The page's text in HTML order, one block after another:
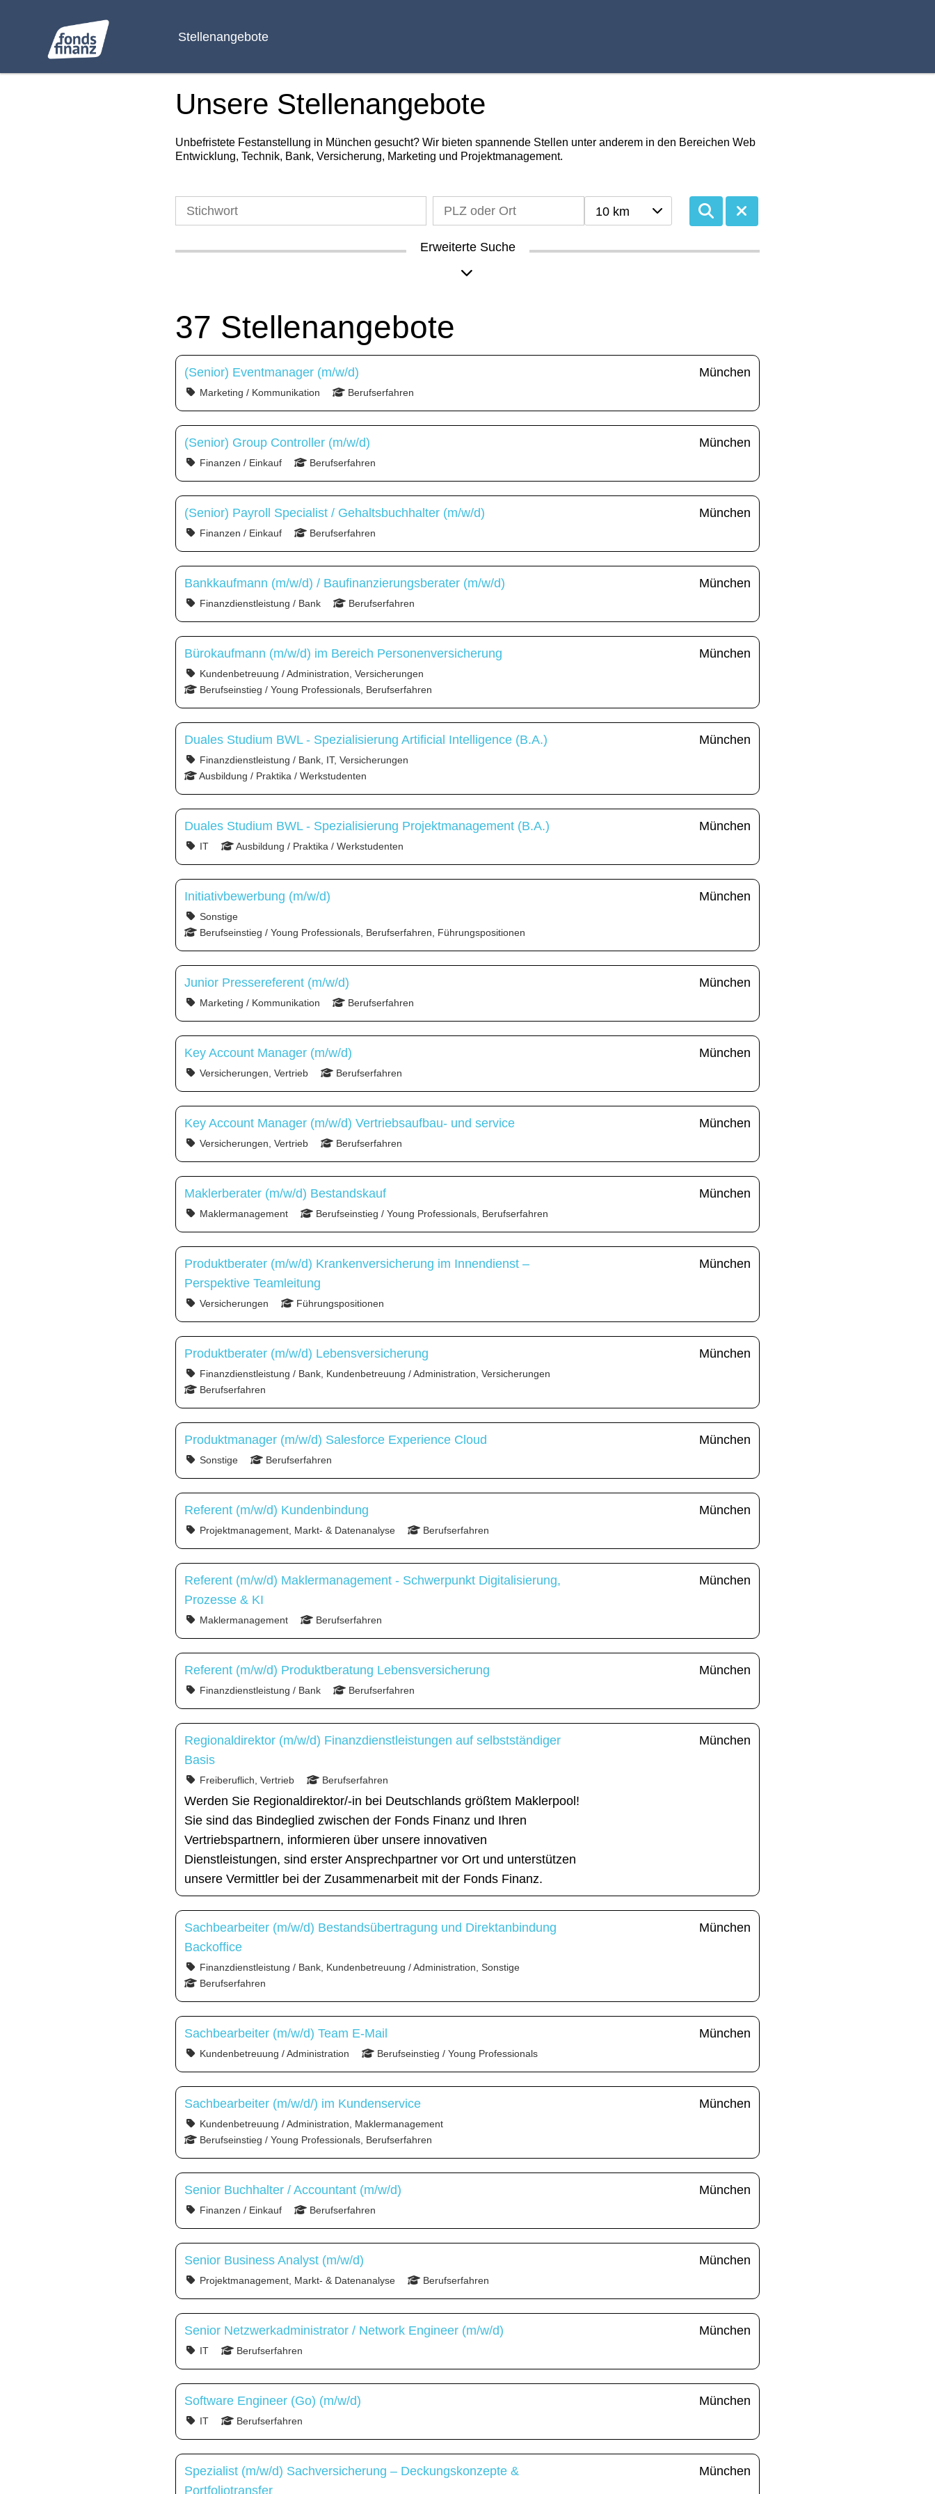
Stellenangebote
Unsere Stellenangebote
Unbefristete Festanstellung in München gesucht? Wir bieten spannende Stellen unter anderem in den Bereichen Web
Entwicklung, Technik, Bank, Versicherung, Marketing und Projektmanagement.
10 km
Erweiterte Suche
37 Stellenangebote
(Senior) Eventmanager (m/w/d)
Marketing / Kommunikation Berufserfahren
München
(Senior) Group Controller (m/w/d)
Finanzen / Einkauf Berufserfahren
München
(Senior) Payroll Specialist / Gehaltsbuchhalter (m/w/d)
Finanzen / Einkauf Berufserfahren
München
Bankkaufmann (m/w/d) / Baufinanzierungsberater (m/w/d)
Finanzdienstleistung / Bank Berufserfahren
München
Bürokaufmann (m/w/d) im Bereich Personenversicherung
Kundenbetreuung / Administration, Versicherungen
Berufseinstieg / Young Professionals, Berufserfahren
München
Duales Studium BWL - Spezialisierung Artificial Intelligence (B.A.)
Finanzdienstleistung / Bank, IT, Versicherungen
Ausbildung / Praktika / Werkstudenten
München
Duales Studium BWL - Spezialisierung Projektmanagement (B.A.)
IT Ausbildung / Praktika / Werkstudenten
München
Initiativbewerbung (m/w/d)
Sonstige
Berufseinstieg / Young Professionals, Berufserfahren, Führungspositionen
München
Junior Pressereferent (m/w/d)
Marketing / Kommunikation Berufserfahren
München
Key Account Manager (m/w/d)
Versicherungen, Vertrieb Berufserfahren
München
Key Account Manager (m/w/d) Vertriebsaufbau- und service
Versicherungen, Vertrieb Berufserfahren
München
Maklerberater (m/w/d) Bestandskauf
Maklermanagement Berufseinstieg / Young Professionals, Berufserfahren
München
Produktberater (m/w/d) Krankenversicherung im Innendienst –
Perspektive Teamleitung
Versicherungen Führungspositionen
München
Produktberater (m/w/d) Lebensversicherung
Finanzdienstleistung / Bank, Kundenbetreuung / Administration, Versicherungen
Berufserfahren
München
Produktmanager (m/w/d) Salesforce Experience Cloud
Sonstige Berufserfahren
München
Referent (m/w/d) Kundenbindung
Projektmanagement, Markt- & Datenanalyse Berufserfahren
München
Referent (m/w/d) Maklermanagement - Schwerpunkt Digitalisierung,
Prozesse & KI
Maklermanagement Berufserfahren
München
Referent (m/w/d) Produktberatung Lebensversicherung
Finanzdienstleistung / Bank Berufserfahren
München
Regionaldirektor (m/w/d) Finanzdienstleistungen auf selbstständiger
Basis
Freiberuflich, Vertrieb Berufserfahren
Werden Sie Regionaldirektor/-in bei Deutschlands größtem Maklerpool!
Sie sind das Bindeglied zwischen der Fonds Finanz und Ihren
Vertriebspartnern, informieren über unsere innovativen
Dienstleistungen, sind erster Ansprechpartner vor Ort und unterstützen
unsere Vermittler bei der Zusammenarbeit mit der Fonds Finanz.
München
Sachbearbeiter (m/w/d) Bestandsübertragung und Direktanbindung
Backoffice
Finanzdienstleistung / Bank, Kundenbetreuung / Administration, Sonstige
Berufserfahren
München
Sachbearbeiter (m/w/d) Team E-Mail
Kundenbetreuung / Administration Berufseinstieg / Young Professionals
München
Sachbearbeiter (m/w/d/) im Kundenservice
Kundenbetreuung / Administration, Maklermanagement
Berufseinstieg / Young Professionals, Berufserfahren
München
Senior Buchhalter / Accountant (m/w/d)
Finanzen / Einkauf Berufserfahren
München
Senior Business Analyst (m/w/d)
Projektmanagement, Markt- & Datenanalyse Berufserfahren
München
Senior Netzwerkadministrator / Network Engineer (m/w/d)
IT Berufserfahren
München
Software Engineer (Go) (m/w/d)
IT Berufserfahren
München
Spezialist (m/w/d) Sachversicherung – Deckungskonzepte &
Portfoliotransfer
München